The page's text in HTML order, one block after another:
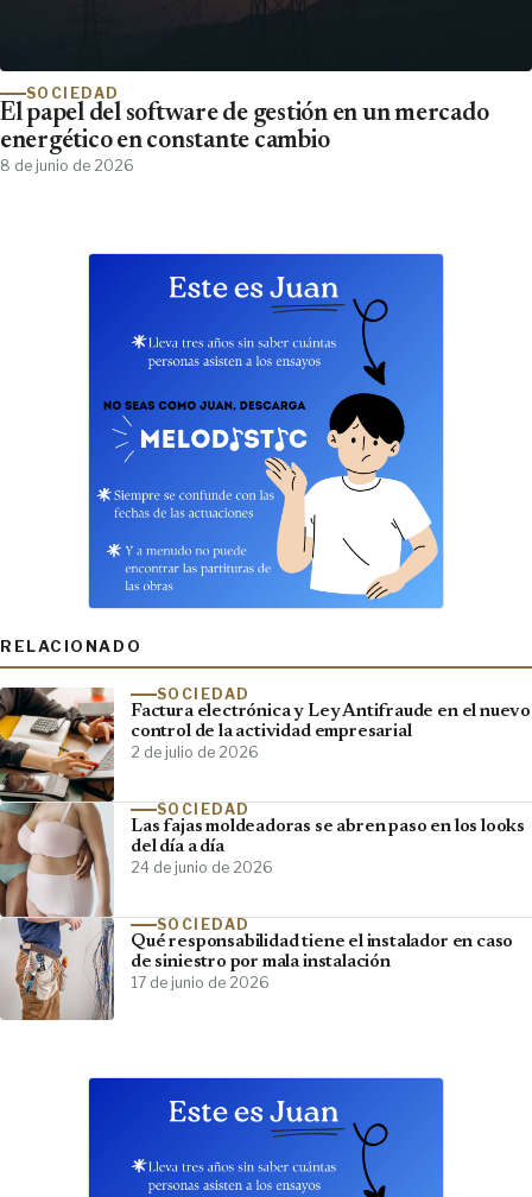
SOCIEDAD
El papel del software de gestión en un mercado
energético en constante cambio
8 de junio de 2026
RELACIONADO
SOCIEDAD
Factura electrónica y Ley Antifraude en el nuevo
control de la actividad empresarial
2 de julio de 2026
SOCIEDAD
Las fajas moldeadoras se abren paso en los looks
del día a día
24 de junio de 2026
SOCIEDAD
Qué responsabilidad tiene el instalador en caso
de siniestro por mala instalación
17 de junio de 2026